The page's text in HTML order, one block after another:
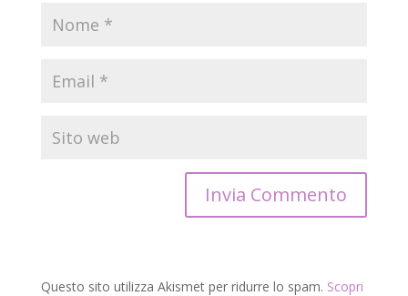
Questo sito utilizza Akismet per ridurre lo spam. Scopri